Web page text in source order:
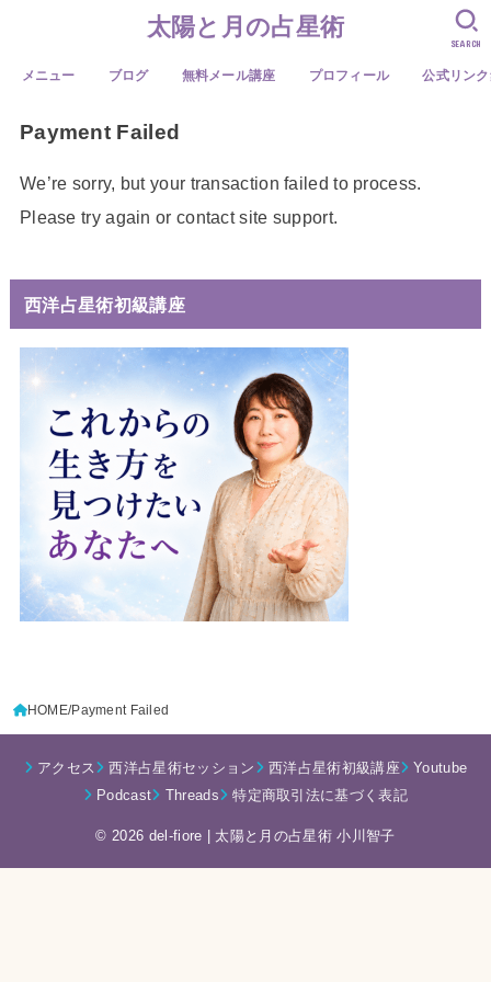
太陽と月の占星術
メニュー ブログ 無料メール講座 プロフィール 公式リン
SEARCH
Payment Failed
We’re sorry, but your transaction failed to process.
Please try again or contact site support.
西洋占星術初級講座
HOME Payment Failed
アクセス 西洋占星術セッション 西洋占星術初級講座
Youtube
Podcast
Threads 特定商取引法に基づく表記
© 2026 del-fiore | 太陽と月の占星術 小川智子